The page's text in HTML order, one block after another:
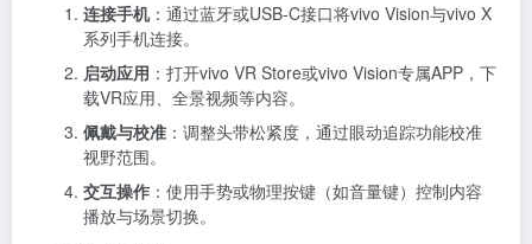
连接手机：通过蓝牙或USB-C接口将vivo Vision与vivo X
系列手机连接。
启动应用 ：打开vivo VR Store或vivo Vision专属APP，下
载VR应用、全景视频等内容。
佩戴与校准 ：调整头带松紧度，通过眼动追踪功能校准
视野范围。
交互操作 ：使用手势或物理按键（如音量键）控制内容
播放与场景切换。